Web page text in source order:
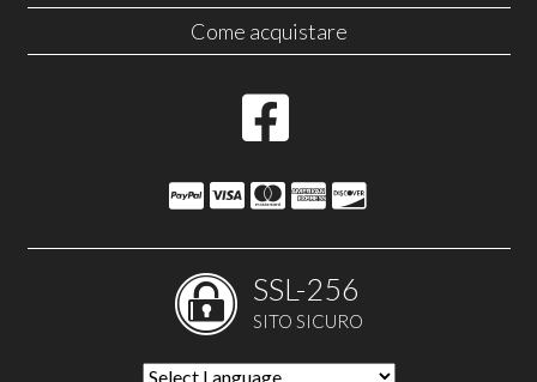
Come acquistare
SSL-256
SITO SICURO